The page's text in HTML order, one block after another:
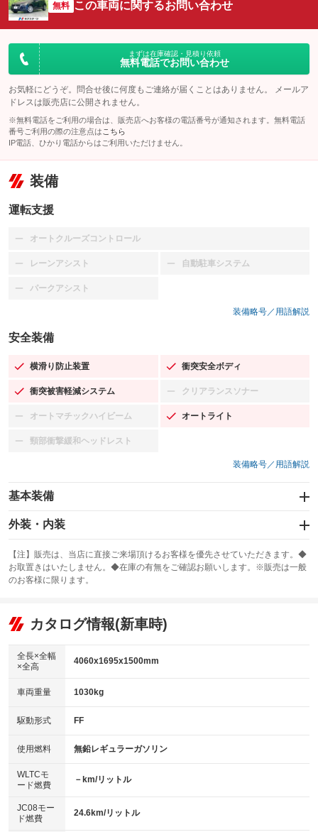
無料 この車両に関するお問い合わせ
まずは在庫確認・見積り依頼
無料電話でお問い合わせ
お気軽にどうぞ。問合せ後に何度もご連絡が届くことはありません。 メールア
ドレスは販売店に公開されません。
※無料電話をご利用の場合は、販売店へお客様の電話番号が通知されます。無料電話
番号ご利用の際の注意点は こちら
IP電話、ひかり電話からはご利用いただけません。
装備
運転支援
オートクルーズコントロール
：装備なし
レーンアシスト
：装備なし 自動駐車システム
：装備なし
パークアシスト
：装備なし
装備略号／用語解説
安全装備
横滑り防止装置
：装備あり 衝突安全ボディ
：装備あり
衝突被害軽減システム
：装備あり クリアランスソナー
：装備なし
オートマチックハイビーム
：装備なし オートライト
：装備あり
頸部衝撃緩和ヘッドレスト
：装備なし
装備略号／用語解説
基本装備
エアバッグ：運転席/助手席/サイド
：装備あり
：装備なし
サンルーフ
：装備なし ABS
リフトアップ
：装備なし
：装備なし
パワーウィンドウ
アイドリングストップ
：装備あり
USB入力端子
：装備あり
100V電源
：装備なし
センターデフロック
：装備なし
電動格納ミラー
：装備あり
外装・内装
カーナビ：メモリーナビ他
：装備あり
TV：ワンセグ
：装備あり
ビジュアル：-／DVD再生
：装備あり
：装備なし
革シート
キーレス
HID(キセノンライト)
：装備あり
バックカメラ
：装備あり
エアロ
：装備なし
：装備なし
パワーシート
【注】販売は、当店に直接ご来場頂けるお客様を優先させていただきます。◆
お取置きはいたしません。◆在庫の有無をご確認お願いします。※販売は一般
のお客様に限ります。
カタログ情報(新車時)
全長×全幅
×全高
4060x1695x1500mm
車両重量 1030kg
駆動形式 FF
使用燃料 無鉛レギュラーガソリン
WLTCモ
ード燃費
－km/リットル
JC08モー
ド燃費
24.6km/リットル